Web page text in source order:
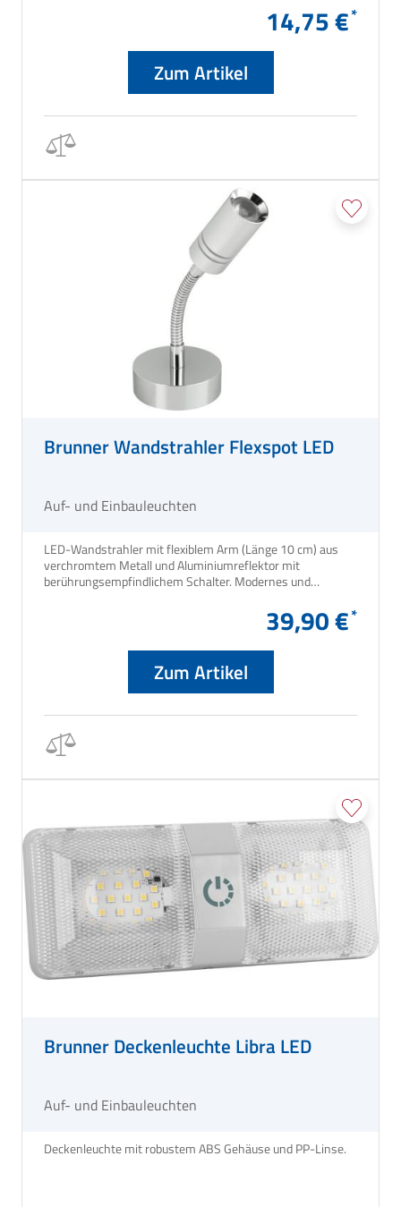
14,75 €
Zum Artikel
Brunner Wandstrahler Flexspot LED
Auf- und Einbauleuchten
LED-Wandstrahler mit flexiblem Arm (Länge 10 cm) aus
verchromtem Metall und Aluminiumreflektor mit
berührungsempfindlichem Schalter. Modernes und
39,90 €
Zum Artikel
Brunner Deckenleuchte Libra LED
Auf- und Einbauleuchten